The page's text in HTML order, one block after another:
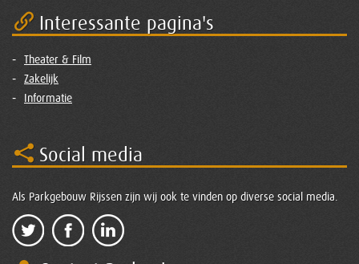
Interessante pagina's
Theater & Film
Zakelijk
Informatie
Social media
Als Parkgebouw Rijssen zijn wij ook te vinden op diverse social media.